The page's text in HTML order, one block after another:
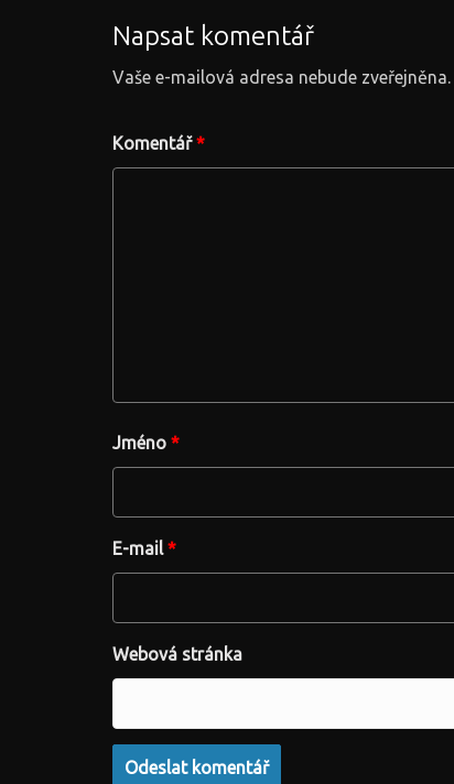
Napsat komentář
Vaše e-mailová adresa nebude zveřejněna.
Komentář*
Jméno *
E-mail *
Webová stránka